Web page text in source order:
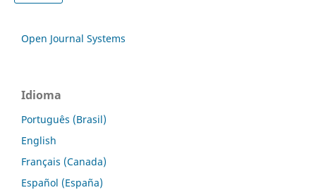
Open Journal Systems
Idioma
Português (Brasil)
English
Français (Canada)
Español (España)